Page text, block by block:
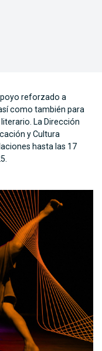
reforzado a
como también para
La Dirección
y Cultura
hasta las 17